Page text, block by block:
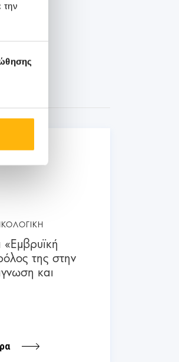
την
της στην
και